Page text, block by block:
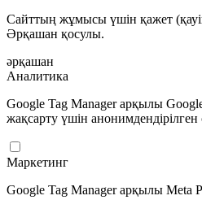
Сайттың жұмысы үшін қажет
Әрқашан қосулы.
әрқашан
Аналитика
Google Tag Manager арқылы
жақсарту үшін анонимдендірілген
Маркетинг
Google Tag Manager арқылы Meta